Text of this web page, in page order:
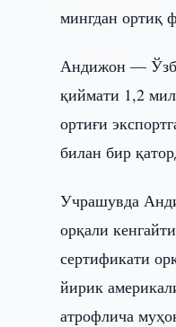
мингдан ортиқ
Андижон —
қиймати 1,2
ортиғи
билан бир
Учрашувда
орқали
сертификати
йирик
атрофлича